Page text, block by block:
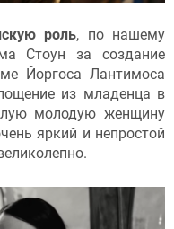
роль, по нашему
Стоун за создание
Йоргоса Лантимоса
из младенца в
молодую женщину
яркий и непростой